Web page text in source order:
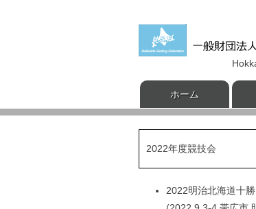
ホーム
2022年度競技会
2022明治北海道十